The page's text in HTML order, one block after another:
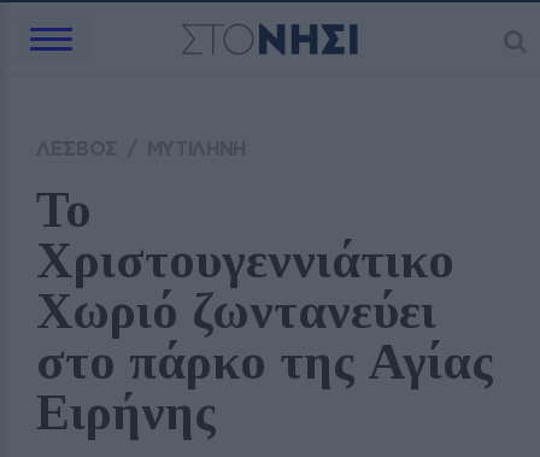
Το
Χριστουγεννιάτικο
Χωριό ζωντανεύει
στο πάρκο της Αγίας
Ειρήνης